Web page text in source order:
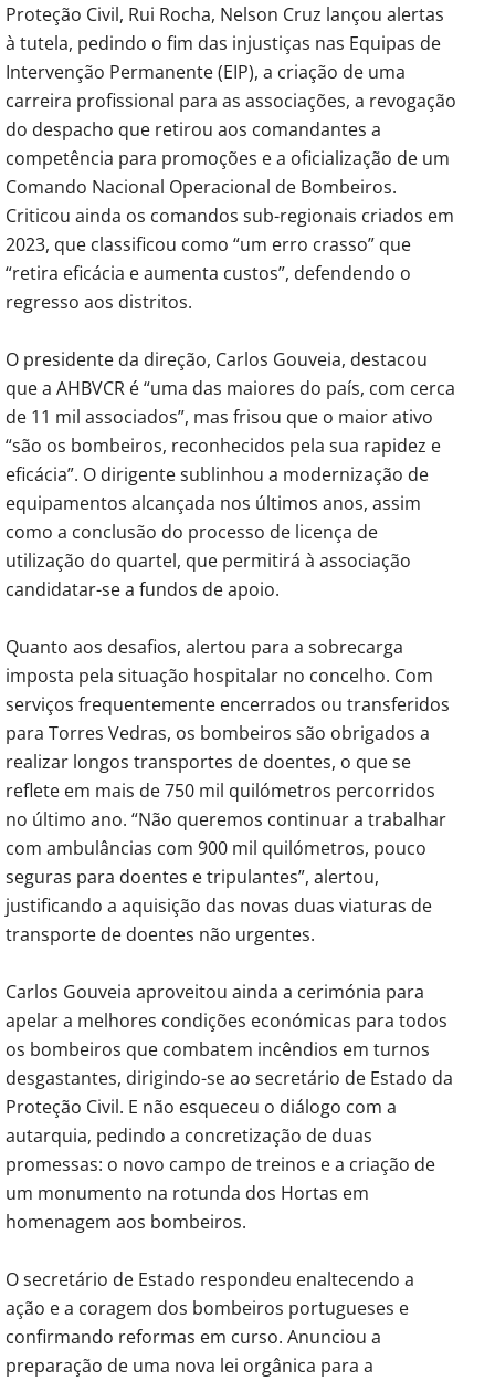
Proteção Civil, Rui Rocha, Nelson Cruz lançou alertas
à tutela, pedindo o fim das injustiças nas Equipas de
Intervenção Permanente (EIP), a criação de uma
carreira profissional para as associações, a revogação
do despacho que retirou aos comandantes a
competência para promoções e a oficialização de um
Comando Nacional Operacional de Bombeiros.
Criticou ainda os comandos sub-regionais criados em
2023, que classificou como “um erro crasso” que
“retira eficácia e aumenta custos”, defendendo o
regresso aos distritos.
O presidente da direção, Carlos Gouveia, destacou
que a AHBVCR é “uma das maiores do país, com cerca
de 11 mil associados”, mas frisou que o maior ativo
“são os bombeiros, reconhecidos pela sua rapidez e
eficácia”. O dirigente sublinhou a modernização de
equipamentos alcançada nos últimos anos, assim
como a conclusão do processo de licença de
utilização do quartel, que permitirá à associação
candidatar-se a fundos de apoio.
Quanto aos desafios, alertou para a sobrecarga
imposta pela situação hospitalar no concelho. Com
serviços frequentemente encerrados ou transferidos
para Torres Vedras, os bombeiros são obrigados a
realizar longos transportes de doentes, o que se
reflete em mais de 750 mil quilómetros percorridos
no último ano. “Não queremos continuar a trabalhar
com ambulâncias com 900 mil quilómetros, pouco
seguras para doentes e tripulantes”, alertou,
justificando a aquisição das novas duas viaturas de
transporte de doentes não urgentes.
Carlos Gouveia aproveitou ainda a cerimónia para
apelar a melhores condições económicas para todos
os bombeiros que combatem incêndios em turnos
desgastantes, dirigindo-se ao secretário de Estado da
Proteção Civil. E não esqueceu o diálogo com a
autarquia, pedindo a concretização de duas
promessas: o novo campo de treinos e a criação de
um monumento na rotunda dos Hortas em
homenagem aos bombeiros.
O secretário de Estado respondeu enaltecendo a
ação e a coragem dos bombeiros portugueses e
confirmando reformas em curso. Anunciou a
preparação de uma nova lei orgânica para a